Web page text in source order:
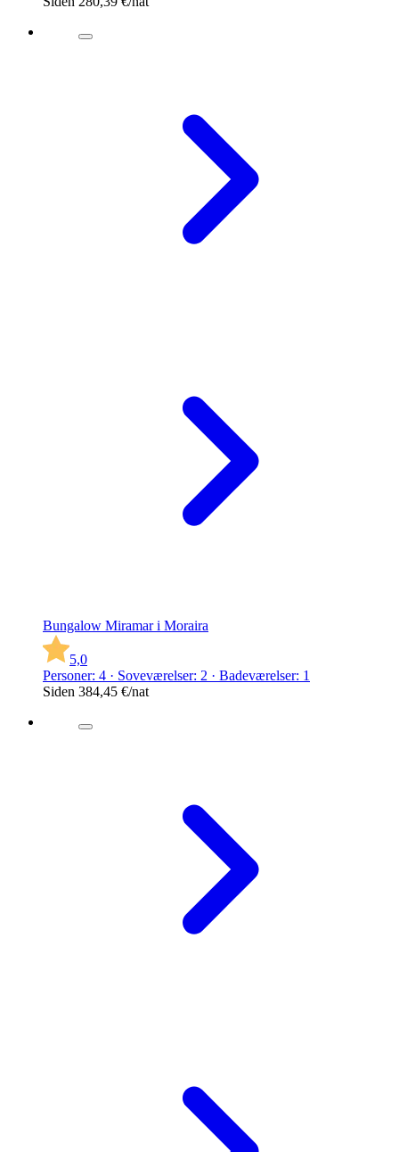
Bungalow Miramar i Moraira
5,0
Personer: 4 · Soveværelser: 2 · Badeværelser: 1
Siden 384,45 €/nat